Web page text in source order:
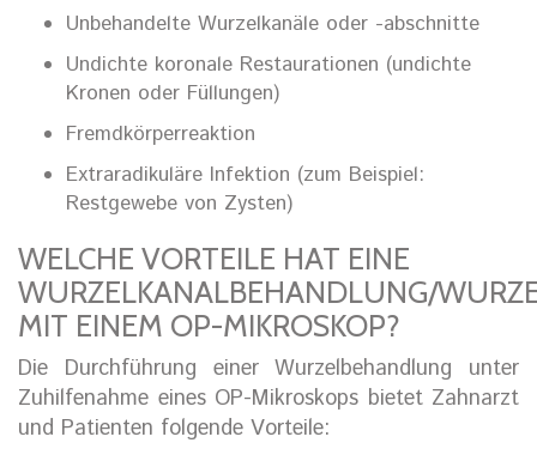
Unbehandelte Wurzelkanäle oder -abschnitte
Undichte koronale Restaurationen (undichte
Kronen oder Füllungen)
Fremdkörperreaktion
Extraradikuläre Infektion (zum Beispiel:
Restgewebe von Zysten)
WELCHE VORTEILE HAT EINE
WURZELKANALBEHANDLUNG/
MIT EINEM OP-MIKROSKOP?
Die Durchführung einer Wurzelbehandlung unter
Zuhilfenahme eines OP-Mikroskops bietet Zahnarzt
und Patienten folgende Vorteile: